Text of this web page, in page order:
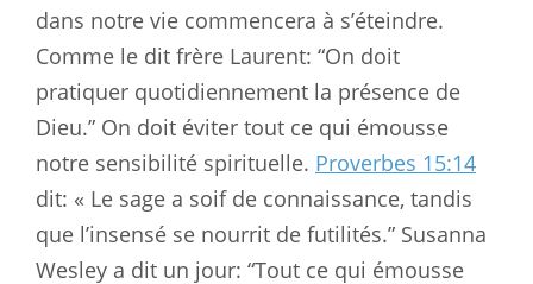
dans notre vie commencera à s’éteindre.
Comme le dit frère Laurent: “On doit
pratiquer quotidiennement la présence de
Dieu.” On doit éviter tout ce qui émousse
notre sensibilité spirituelle. Proverbes 15:14
dit: « Le sage a soif de connaissance, tandis
que l’insensé se nourrit de futilités.” Susanna
Wesley a dit un jour: “Tout ce qui émousse